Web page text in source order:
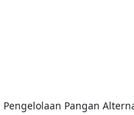
Pengelolaan Pangan